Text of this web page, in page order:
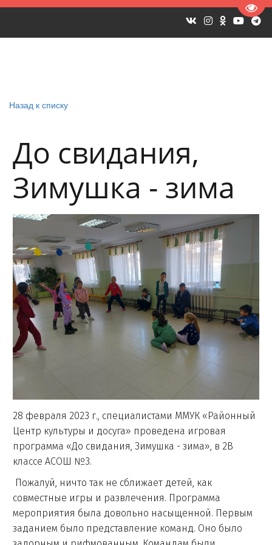
Назад к списку
До свидания,
Зимушка - зима
28 февраля 2023 г., специалистами ММУК «Районный
Центр культуры и досуга» проведена игровая
программа «До свидания, Зимушка - зима», в 2В
классе АСОШ №3.
Пожалуй, ничто так не сближает детей, как
совместные игры и развлечения. Программа
мероприятия была довольно насыщенной. Первым
заданием было представление команд. Оно было